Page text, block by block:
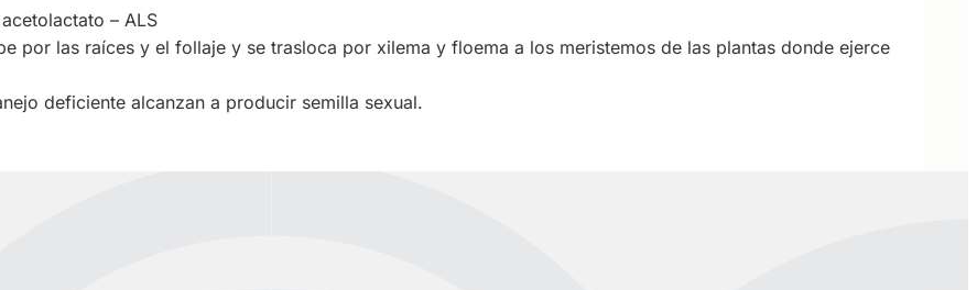
– ALS
por las raíces y el follaje y se trasloca por xilema y floema a los meristemos de las plantas donde ejerce
deficiente alcanzan a producir semilla sexual.